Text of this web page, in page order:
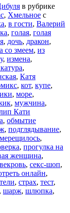
в рубрике
, Хмельное с
, в гости, Валерий
, голая, голая
, дочь, дракон,
со змеем, из
, измена,
,
, Катя
, кот, купе,
, море,
, мужчина,
Кати
, обмытие
, подглядывание,
,
, прогулка на
женщина,
, секс-шоп,
онлайн,
, страх, тест,
, шарж, шлюпка,